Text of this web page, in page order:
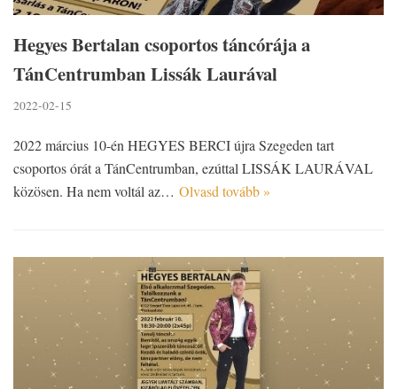
Hegyes Bertalan csoportos táncórája a
TánCentrumban Lissák Laurával
2022-02-15
2022 március 10-én HEGYES BERCI újra Szegeden tart
csoportos órát a TánCentrumban, ezúttal LISSÁK LAURÁVAL
közösen. Ha nem voltál az… Olvasd tovább »